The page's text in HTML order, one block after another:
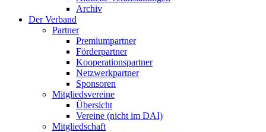
Archiv
Der Verband
Partner
Premiumpartner
Förderpartner
Kooperationspartner
Netzwerkpartner
Sponsoren
Mitgliedsvereine
Übersicht
Vereine (nicht im DAI)
Mitgliedschaft